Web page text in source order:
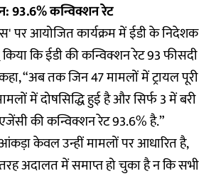
93.6% कन्विक्शन रेट
पर आयोजित कार्यक्रम में ईडी के निदेशक
किया कि ईडी की कन्विक्शन रेट 93 फीसदी
“अब तक जिन 47 मामलों में ट्रायल पूरी
में दोषसिद्धि हुई है और सिर्फ 3 में बरी
की कन्विक्शन रेट 93.6% है.”
केवल उन्हीं मामलों पर आधारित है,
अदालत में समाप्त हो चुका है न कि सभी